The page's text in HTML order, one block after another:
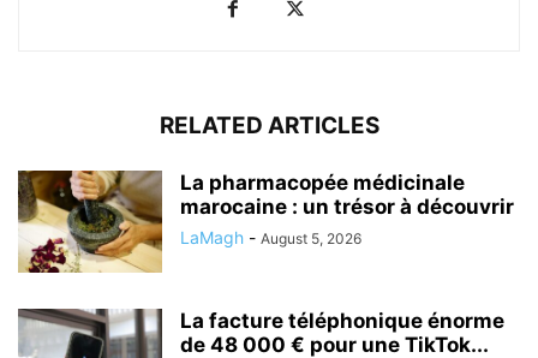
RELATED ARTICLES
La pharmacopée médicinale
marocaine : un trésor à découvrir
LaMagh - August 5, 2026
La facture téléphonique énorme
de 48 000 € pour une TikTok...